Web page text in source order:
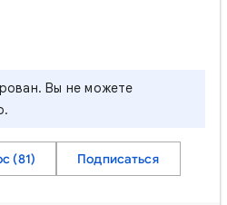
Вы не можете
(81) Подписаться